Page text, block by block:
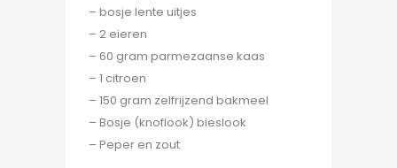
– bosje lente uitjes
– 2 eieren
– 60 gram parmezaanse kaas
– 1 citroen
– 150 gram zelfrijzend bakmeel
– Bosje (knoflook) bieslook
– Peper en zout